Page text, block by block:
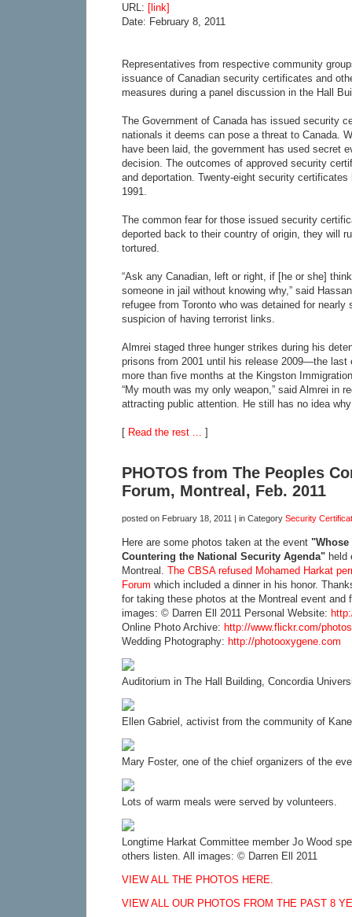
URL: [link]
Date: February 8, 2011
Representatives from respective community
issuance of Canadian security certificates and
measures during a panel discussion in the Hall
The Government of Canada has issued security
nationals it deems can pose a threat to Canada.
have been laid, the government has used secret
decision. The outcomes of approved security
and deportation. Twenty-eight security
1991.
The common fear for those issued security
deported back to their country of origin, they will
tortured.
“Ask any Canadian, left or right, if [he or she]
someone in jail without knowing why,” said
refugee from Toronto who was detained for nearly
suspicion of having terrorist links.
Almrei staged three hunger strikes during his
prisons from 2001 until his release 2009—the last
more than five months at the Kingston
“My mouth was my only weapon,” said Almrei in
attracting public attention. He still has no idea
[ Read the rest ... ]
PHOTOS from The Peoples
Forum, Montreal, Feb. 2011
posted on February 18, 2011 | in Category Security
Here are some photos taken at the event
Countering the National Security Agenda" held
Montreal. The CBSA refused Mohamed Harkat
Forum which included a dinner in his honor.
for taking these photos at the Montreal event and
images: © Darren Ell 2011 Personal Website:
Online Photo Archive: http://www.flickr.com/
Wedding Photography: http://photooxygene.com
Auditorium in The Hall Building, Concordia
Ellen Gabriel, activist from the community of
Mary Foster, one of the chief organizers of the
Lots of warm meals were served by volunteers.
Longtime Harkat Committee member Jo Wood
others listen. All images: © Darren Ell 2011
VIEW ALL THE PHOTOS HERE.
VIEW ALL OUR PHOTOS FROM THE PAST 8